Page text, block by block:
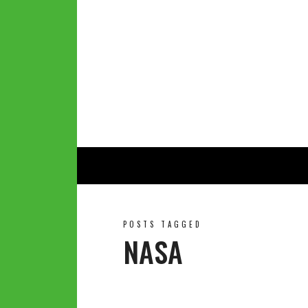
POSTS TAGGED
NASA